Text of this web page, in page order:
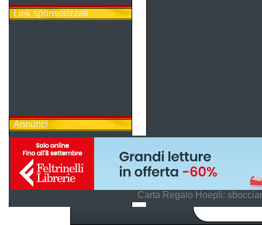
Link sponsorizzati
Annunci
Carta Regalo Hoepli: